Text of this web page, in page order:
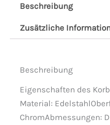
Beschreibung
Zusätzliche
Beschreibung
Eigenschaften des
Material:
ChromAbmessungen: